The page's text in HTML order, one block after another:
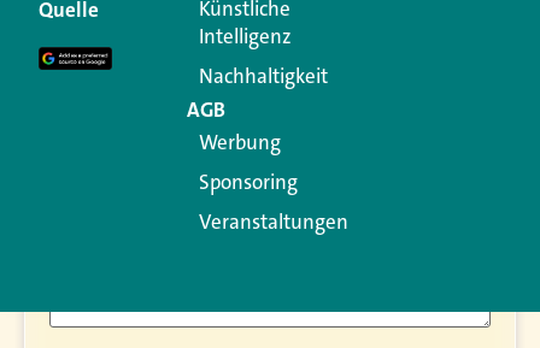
Erforderliche Felder sind mit
Kommentar
Quelle
Künstliche
Intelligenz
Nachhaltigkeit
AGB
Werbung
Sponsoring
Veranstaltungen